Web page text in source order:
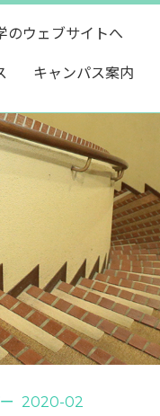
のウェブサイトへ
キャンパス案内
ー 2020-02